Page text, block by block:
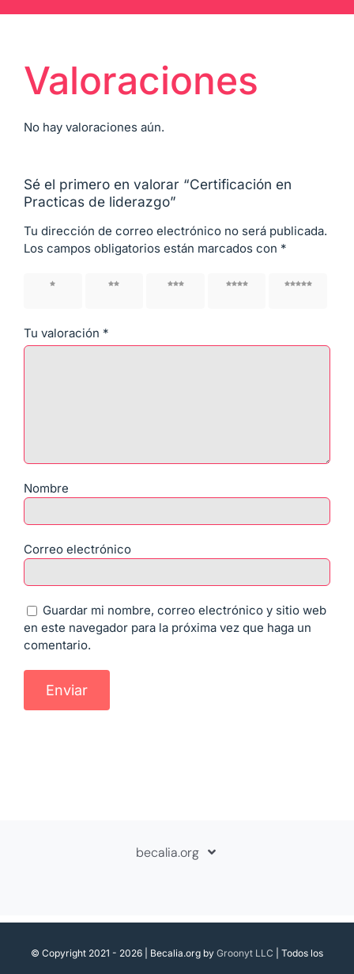
Valoraciones
No hay valoraciones aún.
Sé el primero en valorar “Certificación en
Practicas de liderazgo”
Tu dirección de correo electrónico no será publicada.
Los campos obligatorios están marcados con *
1 de 5 2 de 5 3 de 5 4 de 5 5 de 5
Tu valoración *
Nombre
Correo electrónico
Guardar mi nombre, correo electrónico y sitio web
en este navegador para la próxima vez que haga un
comentario.
becalia.org
© Copyright 2021 - 2026 | Becalia.org by Groonyt LLC | Todos los